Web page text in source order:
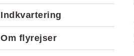
Indkvartering
Om flyrejser